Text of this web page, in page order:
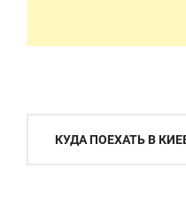
Навигация
КУДА ПОЕХАТЬ В